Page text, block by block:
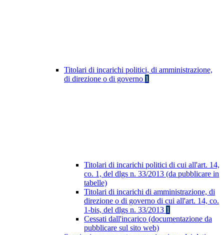
Titolari di incarichi politici, di amministrazione,
di direzione o di governo 1
Titolari di incarichi politici di cui all'art. 14,
co. 1, del dlgs n. 33/2013 (da pubblicare in
tabelle)
Titolari di incarichi di amministrazione, di
direzione o di governo di cui all'art. 14, co.
1-bis, del dlgs n. 33/2013 1
Cessati dall'incarico (documentazione da
pubblicare sul sito web)